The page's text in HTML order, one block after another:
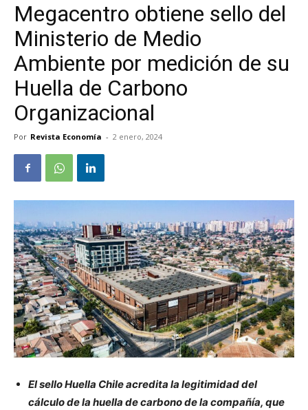
Megacentro obtiene sello del
Ministerio de Medio
Ambiente por medición de su
Huella de Carbono
Organizacional
Por Revista Economía - 2 enero, 2024
El sello Huella Chile acredita la legitimidad del
cálculo de la huella de carbono de la compañía, que